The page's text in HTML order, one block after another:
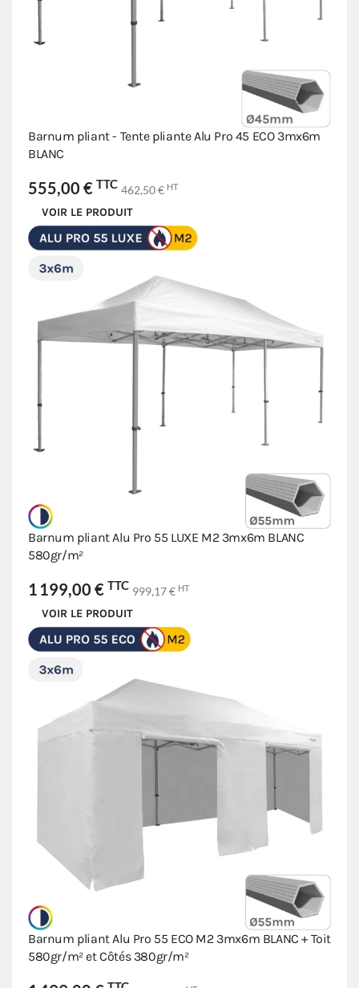
Barnum pliant - Tente pliante Alu Pro 45 ECO 3mx6m
BLANC
555,00 € TTC 462,50 € HT
VOIR LE PRODUIT
Barnum pliant Alu Pro 55 LUXE M2 3mx6m BLANC
580gr/m²
1 199,00 € TTC 999,17 € HT
VOIR LE PRODUIT
Barnum pliant Alu Pro 55 ECO M2 3mx6m BLANC + Toit
580gr/m² et Côtés 380gr/m²